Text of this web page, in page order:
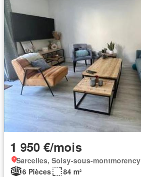
1 950 €/mois
Sarcelles, Soisy-sous-montmorency
6 Pièces
84 m²